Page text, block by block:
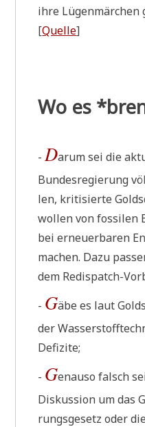
ihre Lügen­mär­chen
[Quel­le]
Wo es
-Darum sei die
Bun­des­re­gie­rung
len, kri­ti­sier­te
wol­len von fos­si­len
bei erneu­er­ba­ren
machen. Dazu
dem Redis­patch-
- Gäbe es laut
der
Defizite;
- Genau­so falsch
Dis­kus­si­on um das
rungs­ge­setz oder